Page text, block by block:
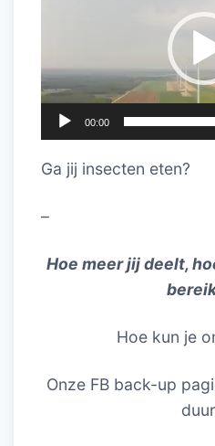
00:00
Ga jij insecten eten?
–
Hoe meer jij deelt,
Hoe kun je
Onze FB back-up